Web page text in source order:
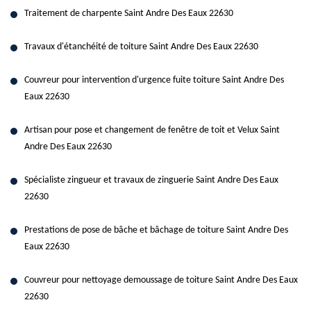
Traitement de charpente Saint Andre Des Eaux 22630
Travaux d'étanchéité de toiture Saint Andre Des Eaux 22630
Couvreur pour intervention d'urgence fuite toiture Saint Andre Des
Eaux 22630
Artisan pour pose et changement de fenêtre de toit et Velux Saint
Andre Des Eaux 22630
Spécialiste zingueur et travaux de zinguerie Saint Andre Des Eaux
22630
Prestations de pose de bâche et bâchage de toiture Saint Andre Des
Eaux 22630
Couvreur pour nettoyage demoussage de toiture Saint Andre Des Eaux
22630